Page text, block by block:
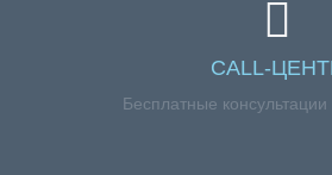
CALL-
Бесплатные